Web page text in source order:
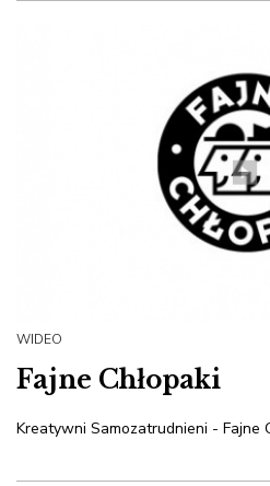
WIDEO
Fajne Chłopaki
Kreatywni Samozatrudnieni - Fajne